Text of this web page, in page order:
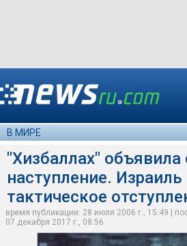
В МИРЕ
"Хизбаллах" объявила
наступление.
тактическое
время публикации: 28 июля 2006 г., 15:49 |
07 декабря 2017 г., 08:56